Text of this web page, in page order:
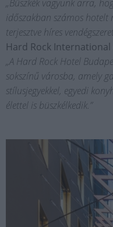
„Büszkék vagyunk arra,
időszakban számos
terjesztve híres
Hard Rock
„A Hard Rock Hotel
sokszínű városba, amely
stílusjegyekkel, egyedi
élettel is büszkélkedik.”